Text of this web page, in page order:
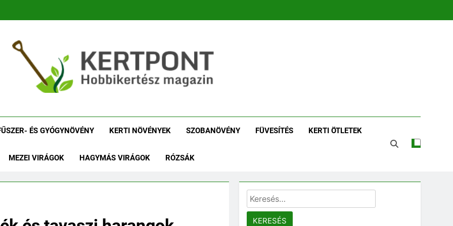
Növényhatározó
ÉS GYÓGYNÖVÉNY KERTI NÖVÉNYEK SZOBANÖVÉNY FÜVESÍTÉS KERTI ÖTLETEK
MEZEI VIRÁGOK HAGYMÁS VIRÁGOK RÓZSÁK
Keresés: